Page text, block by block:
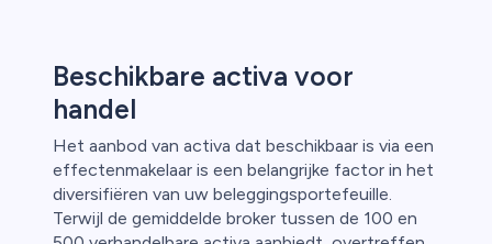
Beschikbare activa voor
handel
Het aanbod van activa dat beschikbaar is via een
effectenmakelaar is een belangrijke factor in het
diversifiëren van uw beleggingsportefeuille.
Terwijl de gemiddelde broker tussen de 100 en